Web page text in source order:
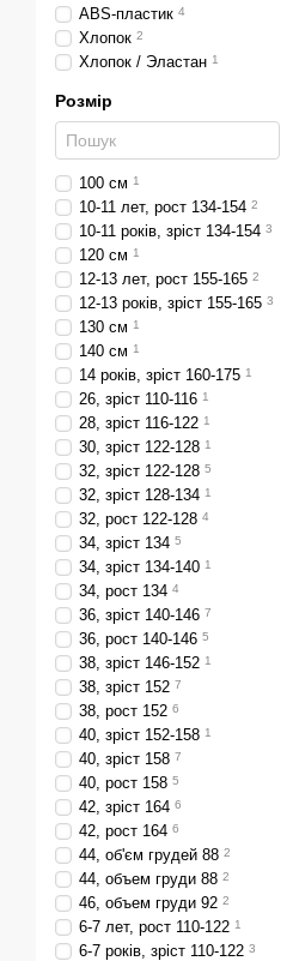
ABS-пластик 4
Хлопок 2
Хлопок / Эластан 1
Розмір
100 см 1
10-11 лет, рост 134-154 2
10-11 років, зріст 134-154 3
120 см 1
12-13 лет, рост 155-165 2
12-13 років, зріст 155-165 3
130 см 1
140 см 1
14 років, зріст 160-175 1
26, зріст 110-116 1
28, зріст 116-122 1
30, зріст 122-128 1
32, зріст 122-128 5
32, зріст 128-134 1
32, рост 122-128 4
34, зріст 134 5
34, зріст 134-140 1
34, рост 134 4
36, зріст 140-146 7
36, рост 140-146 5
38, зріст 146-152 1
38, зріст 152 7
38, рост 152 6
40, зріст 152-158 1
40, зріст 158 7
40, рост 158 5
42, зріст 164 6
42, рост 164 6
44, об'єм грудей 88 2
44, объем груди 88 2
46, объем груди 92 2
6-7 лет, рост 110-122 1
6-7 років, зріст 110-122 3